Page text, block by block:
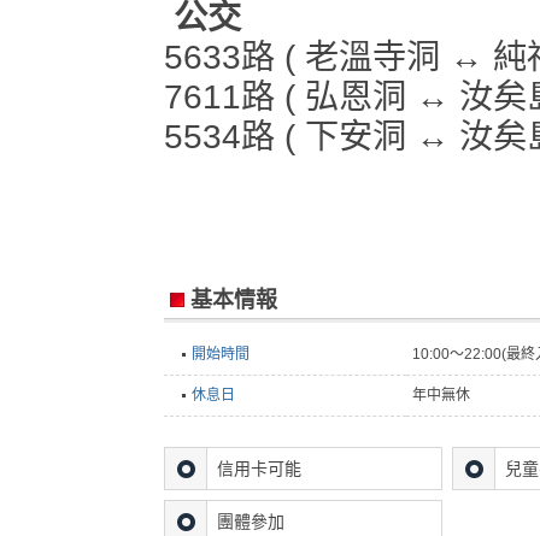
公交
5633路 ( 老溫寺洞 ↔ 純
7611路 ( 弘恩洞 ↔ 汝矣
5534路 ( 下安洞 ↔ 汝矣
基本情報
開始時間 10:00～22:00(最終
休息日 年中無休
信用卡可能 兒
團體參加